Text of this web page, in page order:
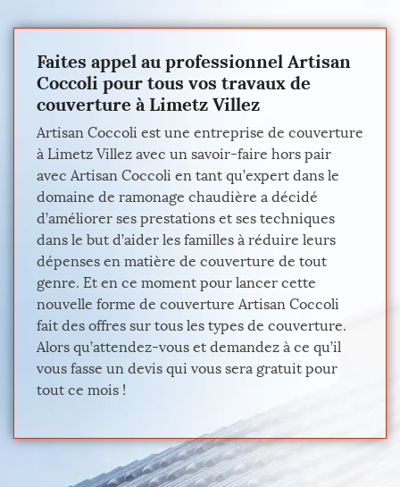
Faites appel au professionnel Artisan
Coccoli pour tous vos travaux de
couverture à Limetz Villez
Artisan Coccoli est une entreprise de couverture
à Limetz Villez avec un savoir-faire hors pair
avec Artisan Coccoli en tant qu’expert dans le
domaine de ramonage chaudière a décidé
d’améliorer ses prestations et ses techniques
dans le but d’aider les familles à réduire leurs
dépenses en matière de couverture de tout
genre. Et en ce moment pour lancer cette
nouvelle forme de couverture Artisan Coccoli
fait des offres sur tous les types de couverture.
Alors qu’attendez-vous et demandez à ce qu’il
vous fasse un devis qui vous sera gratuit pour
tout ce mois !